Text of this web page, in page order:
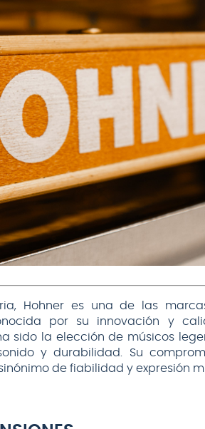
Hohner es una de las
por su innovación y
sido la elección de músicos
y durabilidad. Su
de fiabilidad y expresión